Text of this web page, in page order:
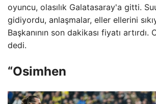
oyuncu, olasılık Galatasaray'a gitti.
gidiyordu, anlaşmalar, eller ellerini
Başkanının son dakikası fiyatı artırdı.
dedi.
“Osimhen